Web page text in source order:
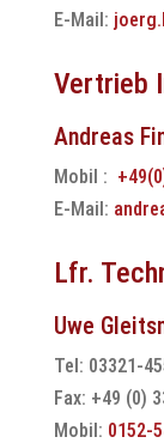
E-Mail:
Vertrieb
Andreas
Mobil :
E-Mail:
Lfr.
Uwe
Tel: 03321-
Fax: +49 (0)
Mobil: 0152-